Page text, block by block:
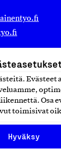
Evästeet
Osa
toimisivat
Hyväksy